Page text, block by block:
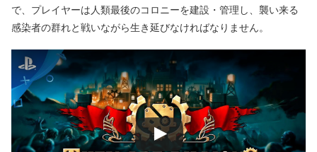
で、プレイヤーは人類最後のコロニーを建設・管理し、襲い来る
感染者の群れと戦いながら生き延びなければなりません。